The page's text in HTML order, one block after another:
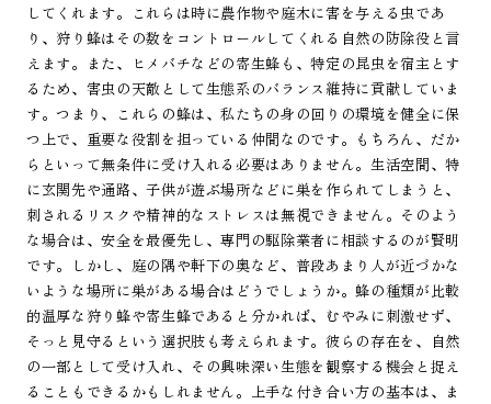
してくれます。これらは時に農作物や庭木に害を与える虫であ
り、狩り蜂はその数をコントロールしてくれる自然の防除役と言
えます。また、ヒメバチなどの寄生蜂も、特定の昆虫を宿主とす
るため、害虫の天敵として生態系のバランス維持に貢献していま
す。つまり、これらの蜂は、私たちの身の回りの環境を健全に保
つ上で、重要な役割を担っている仲間なのです。もちろん、だか
らといって無条件に受け入れる必要はありません。生活空間、特
に玄関先や通路、子供が遊ぶ場所などに巣を作られてしまうと、
刺されるリスクや精神的なストレスは無視できません。そのよう
な場合は、安全を最優先し、専門の駆除業者に相談するのが賢明
です。しかし、庭の隅や軒下の奥など、普段あまり人が近づかな
いような場所に巣がある場合はどうでしょうか。蜂の種類が比較
的温厚な狩り蜂や寄生蜂であると分かれば、むやみに刺激せず、
そっと見守るという選択肢も考えられます。彼らの存在を、自然
の一部として受け入れ、その興味深い生態を観察する機会と捉え
ることもできるかもしれません。上手な付き合い方の基本は、ま